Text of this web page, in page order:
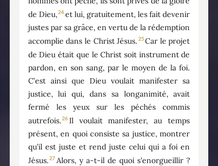
de Dieu,24et lui, gratuitement, les fait devenir
justes par sa grâce, en vertu de la rédemption
accomplie dans le Christ Jésus. 25Car le projet
de Dieu était que le Christ soit instrument de
pardon, en son sang, par le moyen de la foi.
C’est ainsi que Dieu voulait manifester sa
justice, lui qui, dans sa longanimité, avait
fermé les yeux sur les péchés commis
autrefois.26 Il voulait manifester, au temps
présent, en quoi consiste sa justice, montrer
qu’il est juste et rend juste celui qui a foi en
Jésus.27 Alors, y a-t-il de quoi s'enorgueillir ?